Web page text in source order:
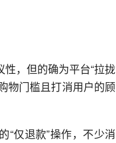
，但的确为平台“拉拢
物门槛且打消用户的顾
“仅退款”操作，不少消